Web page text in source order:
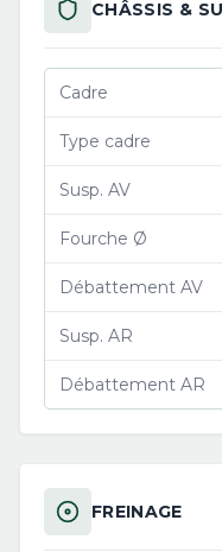
CHÂSSIS &
Cadre
Type cadre
Susp. AV
Fourche Ø
Débattement AV
Susp. AR
Débattement AR
FREINAGE